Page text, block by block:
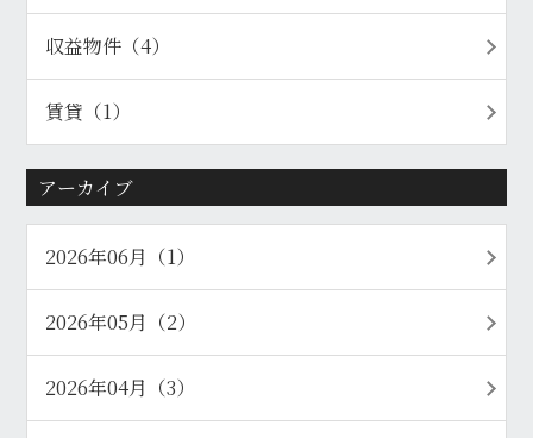
収益物件（4）
賃貸（1）
アーカイブ
2026年06月（1）
2026年05月（2）
2026年04月（3）